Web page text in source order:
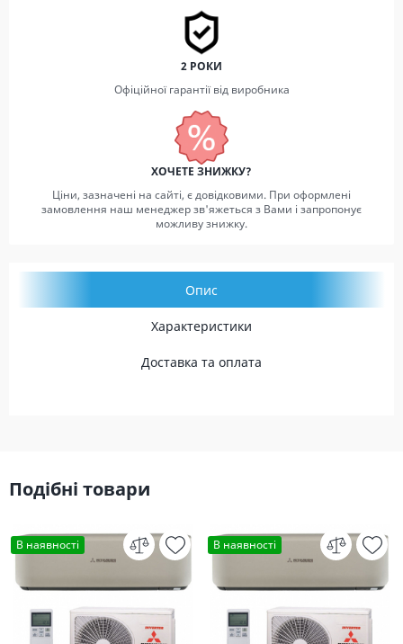
2 РОКИ
Офіційної гарантії від виробника
ХОЧЕТЕ ЗНИЖКУ?
Ціни, зазначені на сайті, є довідковими. При оформлені
замовлення наш менеджер зв'яжеться з Вами і запропонує
можливу знижку.
Опис
Характеристики
Доставка та оплата
Подібні товари
В наявності В наявності